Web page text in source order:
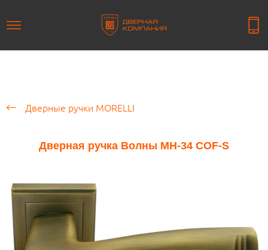
Дверные ручки MORELLI
Дверная ручка Волны MH-34 COF-S